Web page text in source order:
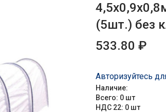
(5шт.) без
533.80 ₽
Авторизуйтесь
Наличие:
Всего: 0 шт
НДС 22: 0 шт